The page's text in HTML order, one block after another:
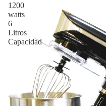
1200
watts
6
Litros
Capacidad